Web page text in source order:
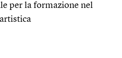
per la formazione nel